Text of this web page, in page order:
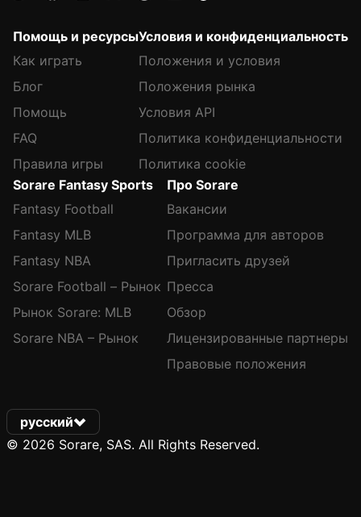
Помощь и ресурсы
Как играть
Блог
Помощь
FAQ
Правила игры
Условия и конфиденциальность
Положения и условия
Положения рынка
Условия API
Политика конфиденциальности
Политика cookie
Sorare Fantasy Sports
Fantasy Football
Fantasy MLB
Fantasy NBA
Sorare Football – Рынок
Рынок Sorare: MLB
Sorare NBA – Рынок
Про Sorare
Вакансии
Программа для авторов
Пригласить друзей
Пресса
Обзор
Лицензированные партнеры
Правовые положения
русский
© 2026 Sorare, SAS. All Rights Reserved.